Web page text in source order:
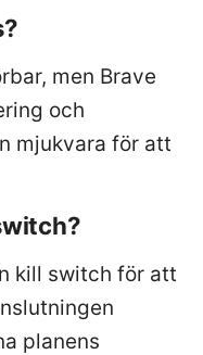
men Brave
och
mjukvara för att
kill switch för att
planens